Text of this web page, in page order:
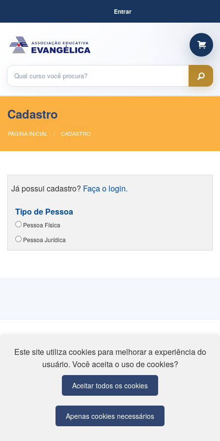
Entrar
Cadastro
PÁGINA INICIAL CADASTRO
Já possui cadastro? Faça o login.
Tipo de Pessoa
Pessoa Física
Pessoa Jurídica
Associação Educativa Evangélica
Av. Universitária Km 3,5 - Cidade Universitária
CEP 75083-515 - Anápolis/GO
Este site utiliza cookies para melhorar a experiência do
usuário. Você aceita o uso de cookies?
Aceitar todos os cookies
Apenas cookies necessários